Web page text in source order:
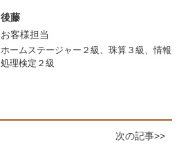
後藤
お客様担当
ホームステージャー２級、珠算３級、情報
処理検定２級
次の記事>>